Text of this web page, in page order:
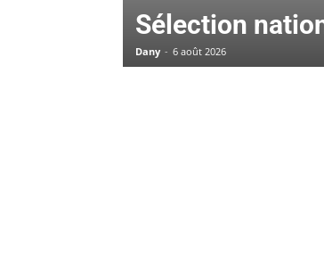
Sélection
Dany - 6 août 2026